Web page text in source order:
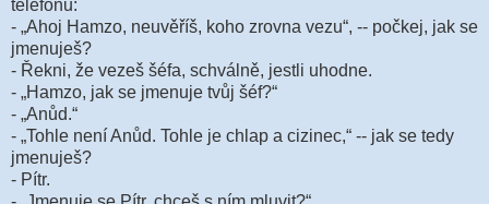
telefonu:
- „Ahoj Hamzo, neuvěříš, koho zrovna vezu“, -- počkej, jak se
jmenuješ?
- Řekni, že vezeš šéfa, schválně, jestli uhodne.
- „Hamzo, jak se jmenuje tvůj šéf?“
- „Anůd.“
- „Tohle není Anůd. Tohle je chlap a cizinec,“ -- jak se tedy
jmenuješ?
- Pítr.